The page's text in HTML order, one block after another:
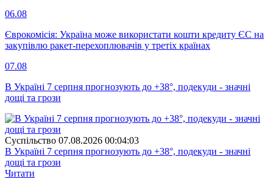
06.08
Єврокомісія: Україна може використати кошти кредиту ЄС на
закупівлю ракет-перехоплювачів у третіх країнах
07.08
В Україні 7 серпня прогнозують до +38°, подекуди - значні
дощі та грози
Суспiльство 07.08.2026 00:04:03
В Україні 7 серпня прогнозують до +38°, подекуди - значні
дощі та грози
Читати